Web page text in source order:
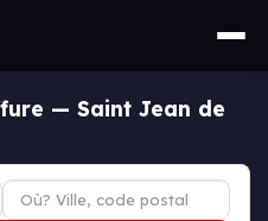
— Saint Jean de